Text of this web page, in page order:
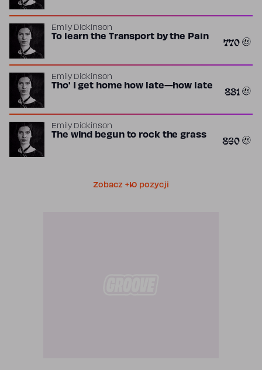
Emily Dickinson
To learn the Transport by the Pain 770
Emily Dickinson
Tho' I get home how late—how late 831
Emily Dickinson
The wind begun to rock the grass 860
Zobacz +10 pozycji